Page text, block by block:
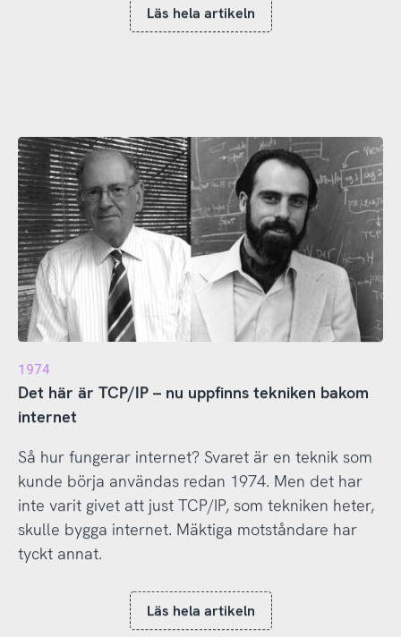
Läs hela artikeln
1974
Det här är TCP/IP – nu uppfinns tekniken bakom
internet
Så hur fungerar internet? Svaret är en teknik som
kunde börja användas redan 1974. Men det har
inte varit givet att just TCP/IP, som tekniken heter,
skulle bygga internet. Mäktiga motståndare har
tyckt annat.
Läs hela artikeln